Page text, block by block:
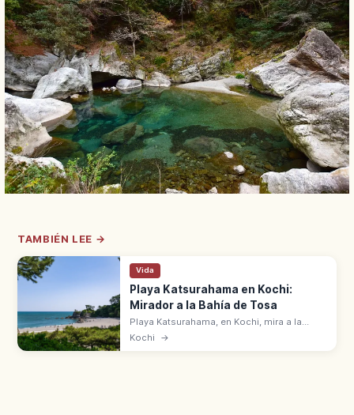
TAMBIÉN LEE →
Vida
Playa Katsurahama en Kochi:
Mirador a la Bahía de Tosa
Playa Katsurahama, en Kochi, mira a la
bahía de Tosa y es famosa por la estatua de
Kochi →